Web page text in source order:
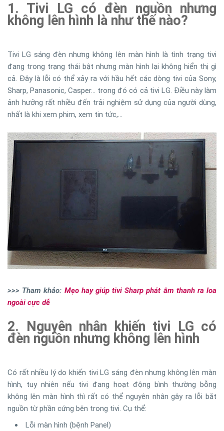
1. Tivi LG có đèn nguồn nhưng
không lên hình là như thế nào?
Tivi LG sáng đèn nhưng không lên màn hình là tình trạng tivi
đang trong trạng thái bật nhưng màn hình lại không hiển thị gì
cả. Đây là lỗi có thể xảy ra với hầu hết các dòng tivi của Sony,
Sharp, Panasonic, Casper… trong đó có cả tivi LG. Điều này làm
ảnh hưởng rất nhiều đến trải nghiệm sử dụng của người dùng,
nhất là khi xem phim, xem tin tức,...
>>> Tham khảo: Mẹo hay giúp tivi Sharp phát âm thanh ra loa
ngoài cực dễ
2. Nguyên nhân khiến tivi LG có
đèn nguồn nhưng không lên hình
Có rất nhiều lý do khiến tivi LG sáng đèn nhưng không lên màn
hình, tuy nhiên nếu tivi đang hoạt động bình thường bỗng
không lên màn hình thì rất có thể nguyên nhân gây ra lỗi bắt
nguồn từ phần cứng bên trong tivi. Cụ thể:
Lỗi màn hình (bệnh Panel)